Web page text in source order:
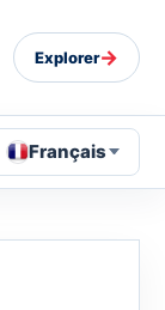
Explorer→
Français